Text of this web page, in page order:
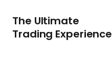
The Ultimate
Trading Experience